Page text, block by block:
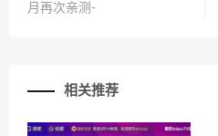
月再次亲测-
相关推荐